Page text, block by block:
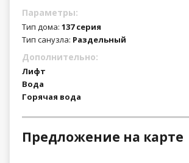
Параметры:
Тип дома: 137 серия
Тип санузла: Раздельный
Дополнительно:
Лифт
Вода
Горячая вода
Предложение на карте